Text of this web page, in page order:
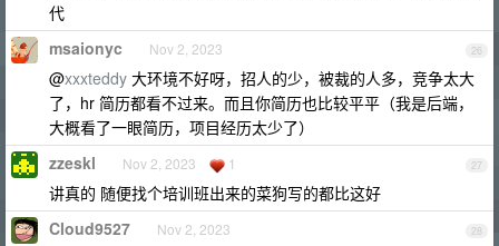
代
26
msaionyc Nov 2, 2023
@xxxteddy 大环境不好呀，招人的少，被裁的人多，竞争太大
了，hr 简历都看不过来。而且你简历也比较平平（我是后端，
大概看了一眼简历，项目经历太少了）
27
zzeskl Nov 2, 2023 1
讲真的 随便找个培训班出来的菜狗写的都比这好
28
Cloud9527 Nov 2, 2023